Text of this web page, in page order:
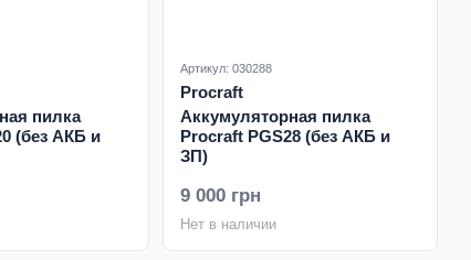
пилка
(без АКБ и
Артикул: 030288
Procraft
Аккумуляторная пилка
Procraft PGS28 (без АКБ и
ЗП)
9 000 грн
Нет в наличии